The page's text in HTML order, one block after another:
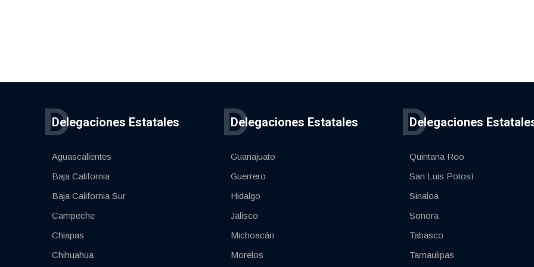
Delegaciones Estatales
D
Aguascalientes
Baja California
Baja California Sur
Campeche
Chiapas
Chihuahua
Delegaciones Estatales
D
Guanajuato
Guerrero
Hidalgo
Jalisco
Michoacán
Morelos
Delegaciones
D
Quintana Roo
San Luis Potosí
Sinaloa
Sonora
Tabasco
Tamaulipas